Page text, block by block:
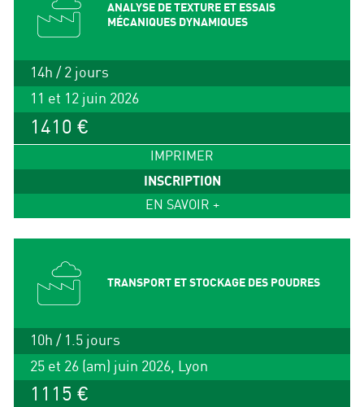
ANALYSE DE TEXTURE ET ESSAIS
MÉCANIQUES DYNAMIQUES
14h / 2 jours
11 et 12 juin 2026
1410 €
IMPRIMER
INSCRIPTION
EN SAVOIR +
TRANSPORT ET STOCKAGE DES POUDRES
10h / 1.5 jours
25 et 26 (am) juin 2026, Lyon
1115 €